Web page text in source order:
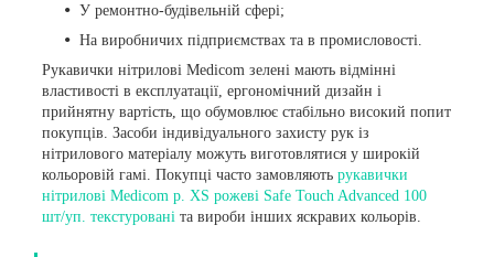
У ремонтно-будівельній сфері;
На виробничих підприємствах та в промисловості.
Рукавички нітрилові Medicom зелені мають відмінні
властивості в експлуатації, ергономічний дизайн і
прийнятну вартість, що обумовлює стабільно високий попит
покупців. Засоби індивідуального захисту рук із
нітрилового матеріалу можуть виготовлятися у широкій
кольоровій гамі. Покупці часто замовляють рукавички
нітрилові Medicom р. XS рожеві Safe Touch Advanced 100
шт/уп. текстуровані та вироби інших яскравих кольорів.